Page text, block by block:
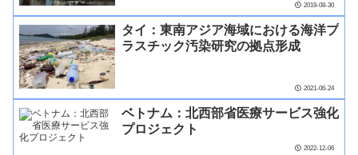
2019-08-30
タイ：東南アジア海域における海洋プ
ラスチック汚染研究の拠点形成
2021-06-24
ベトナム：北西部省医療サービス強化
プロジェクト
2022-12-06